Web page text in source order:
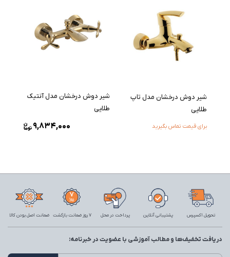
شیر دوش درخشان مدل تاپ
طلایی
برای قیمت تماس بگیرید
شیر دوش درخشان مدل آنتیک
طلایی
9,834,000
تحویل اکسپرس پشتیبانی آنلاین پرداخت در محل 7 روز ضمانت بازگشت ضمانت اصل بودن کالا
دریافت تخفیف‌ها و مطالب آموزشی با عضویت در خبرنامه: